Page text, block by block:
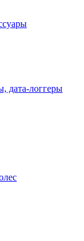
дата-логгеры